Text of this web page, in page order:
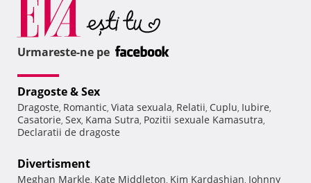
Urmareste-ne pe
Dragoste & Sex
Dragoste, Romantic, Viata sexuala, Relatii, Cuplu, Iubire,
Casatorie, Sex, Kama Sutra, Pozitii sexuale Kamasutra,
Declaratii de dragoste
Divertisment
Meghan Markle, Kate Middleton, Kim Kardashian, Johnny